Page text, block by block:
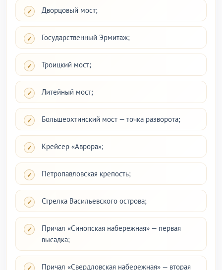
Дворцовый мост;
Государственный Эрмитаж;
Троицкий мост;
Литейный мост;
Большеохтинский мост — точка разворота;
Крейсер «Аврора»;
Петропавловская крепость;
Стрелка Васильевского острова;
Причал «Синопская набережная» — первая
высадка;
Причал «Свердловская набережная» — вторая